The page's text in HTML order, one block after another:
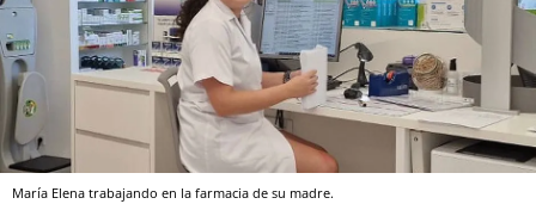
María Elena trabajando en la farmacia de su madre.